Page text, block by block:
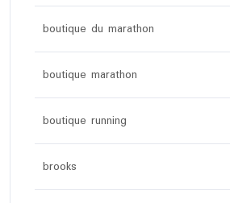
boutique du marathon
boutique marathon
boutique running
brooks